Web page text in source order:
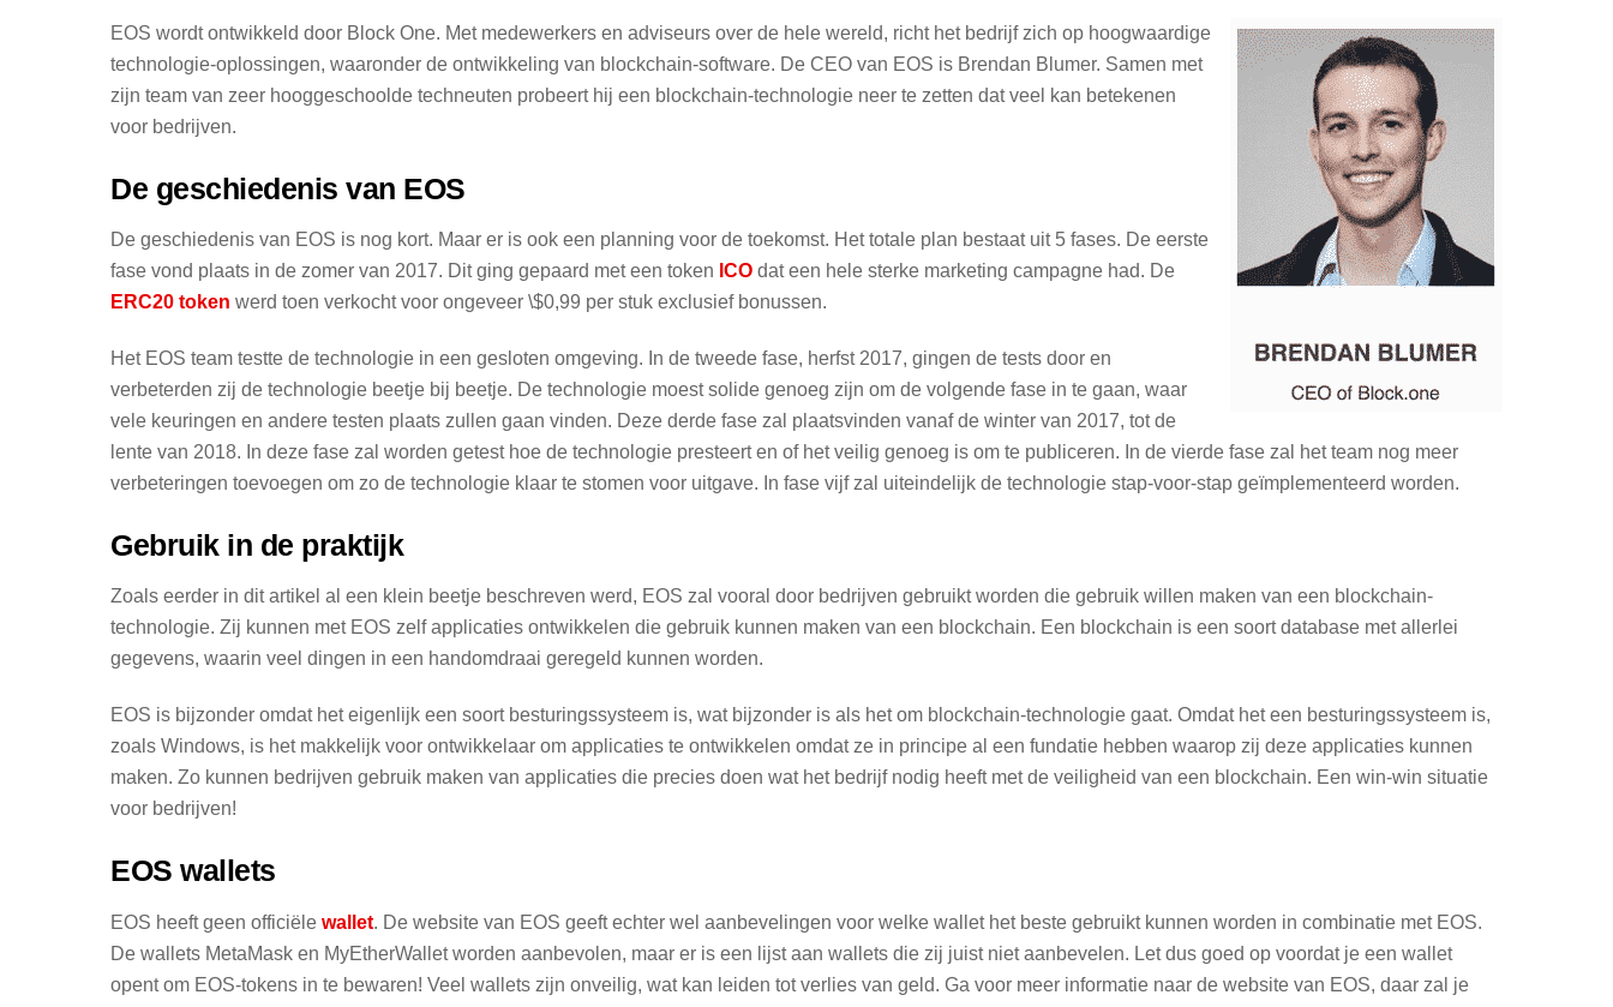
EOS wordt ontwikkeld door Block One. Met medewerkers en adviseurs over de hele wereld, richt het bedrijf zich op hoogwaardige
technologie-oplossingen, waaronder de ontwikkeling van blockchain-software. De CEO van EOS is Brendan Blumer. Samen met
zijn team van zeer hooggeschoolde techneuten probeert hij een blockchain-technologie neer te zetten dat veel kan betekenen
voor bedrijven.
De geschiedenis van EOS
De geschiedenis van EOS is nog kort. Maar er is ook een planning voor de toekomst. Het totale plan bestaat uit 5 fases. De eerste
fase vond plaats in de zomer van 2017. Dit ging gepaard met een token ICO dat een hele sterke marketing campagne had. De
ERC20 token werd toen verkocht voor ongeveer \$0,99 per stuk exclusief bonussen.
Het EOS team testte de technologie in een gesloten omgeving. In de tweede fase, herfst 2017, gingen de tests door en
verbeterden zij de technologie beetje bij beetje. De technologie moest solide genoeg zijn om de volgende fase in te gaan, waar
vele keuringen en andere testen plaats zullen gaan vinden. Deze derde fase zal plaatsvinden vanaf de winter van 2017, tot de
lente van 2018. In deze fase zal worden getest hoe de technologie presteert en of het veilig genoeg is om te publiceren. In de vierde fase zal het team nog meer
verbeteringen toevoegen om zo de technologie klaar te stomen voor uitgave. In fase vijf zal uiteindelijk de technologie stap-voor-stap geïmplementeerd worden.
Gebruik in de praktijk
Zoals eerder in dit artikel al een klein beetje beschreven werd, EOS zal vooral door bedrijven gebruikt worden die gebruik willen maken van een blockchain-
technologie. Zij kunnen met EOS zelf applicaties ontwikkelen die gebruik kunnen maken van een blockchain. Een blockchain is een soort database met allerlei
gegevens, waarin veel dingen in een handomdraai geregeld kunnen worden.
EOS is bijzonder omdat het eigenlijk een soort besturingssysteem is, wat bijzonder is als het om blockchain-technologie gaat. Omdat het een besturingssysteem is,
zoals Windows, is het makkelijk voor ontwikkelaar om applicaties te ontwikkelen omdat ze in principe al een fundatie hebben waarop zij deze applicaties kunnen
maken. Zo kunnen bedrijven gebruik maken van applicaties die precies doen wat het bedrijf nodig heeft met de veiligheid van een blockchain. Een win-win situatie
voor bedrijven!
EOS wallets
EOS heeft geen officiële wallet. De website van EOS geeft echter wel aanbevelingen voor welke wallet het beste gebruikt kunnen worden in combinatie met EOS.
De wallets MetaMask en MyEtherWallet worden aanbevolen, maar er is een lijst aan wallets die zij juist niet aanbevelen. Let dus goed op voordat je een wallet
opent om EOS-tokens in te bewaren! Veel wallets zijn onveilig, wat kan leiden tot verlies van geld. Ga voor meer informatie naar de website van EOS, daar zal je